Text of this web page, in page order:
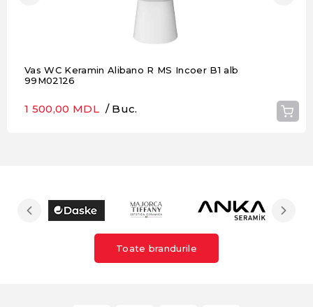
Vas WC Keramin Alibano R MS Incoer B1 alb
99M02126
1 500,00 MDL / Buc.
Toate brandurile